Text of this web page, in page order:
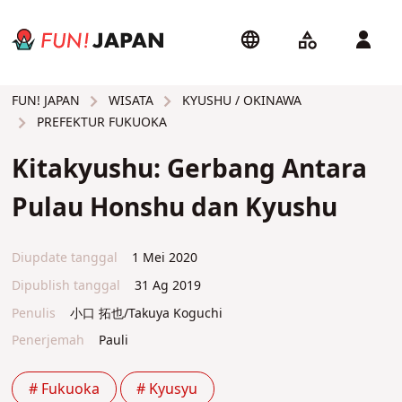
FUN! JAPAN WISATA
KYUSHU / OKINAWA
PREFEKTUR FUKUOKA
Kitakyushu: Gerbang Antara
Pulau Honshu dan Kyushu
Diupdate tanggal
1 Mei 2020
Dipublish tanggal
31 Ag 2019
Penulis
小口 拓也/Takuya Koguchi
Penerjemah
Pauli
# Fukuoka # Kyusyu